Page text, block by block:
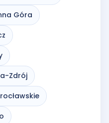
Góra
Zdrój